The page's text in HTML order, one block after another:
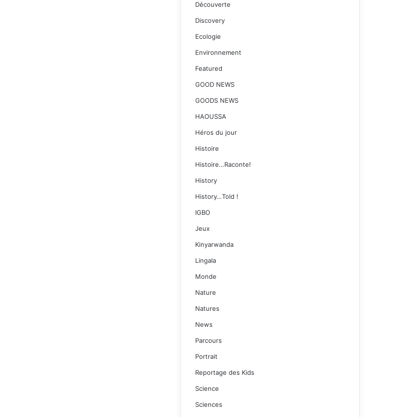
Découverte
Discovery
Ecologie
Environnement
Featured
GOOD NEWS
GOODS NEWS
HAOUSSA
Héros du jour
Histoire
Histoire…Raconte!
History
History…Told !
IGBO
Jeux
Kinyarwanda
Lingala
Monde
Nature
Natures
News
Parcours
Portrait
Reportage des Kids
Science
Sciences